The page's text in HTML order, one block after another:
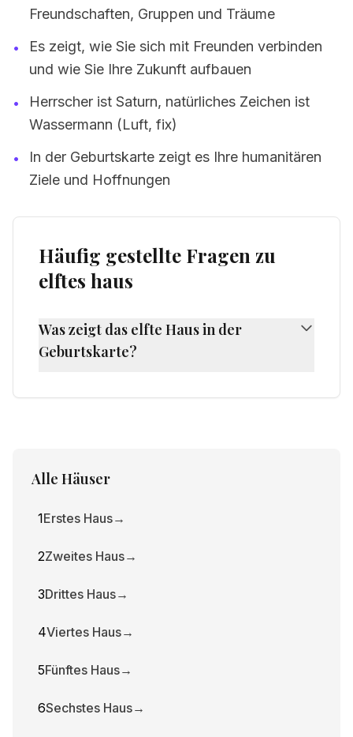
Freundschaften, Gruppen und Träume
•
Es zeigt, wie Sie sich mit Freunden verbinden
und wie Sie Ihre Zukunft aufbauen
•
Herrscher ist Saturn, natürliches Zeichen ist
Wassermann (Luft, fix)
•
In der Geburtskarte zeigt es Ihre humanitären
Ziele und Hoffnungen
Häufig gestellte Fragen zu
elftes haus
Was zeigt das elfte Haus in der
Geburtskarte?
Gruppen, humanitäre Ziele, Hoffnungen und
Alle Häuser
1Erstes Haus→
2Zweites Haus→
3Drittes Haus→
4Viertes Haus→
5Fünftes Haus→
6Sechstes Haus→